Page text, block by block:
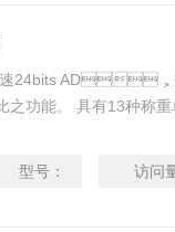
速24bits AD，
比之功能。 具有13种称
型号： 访问量